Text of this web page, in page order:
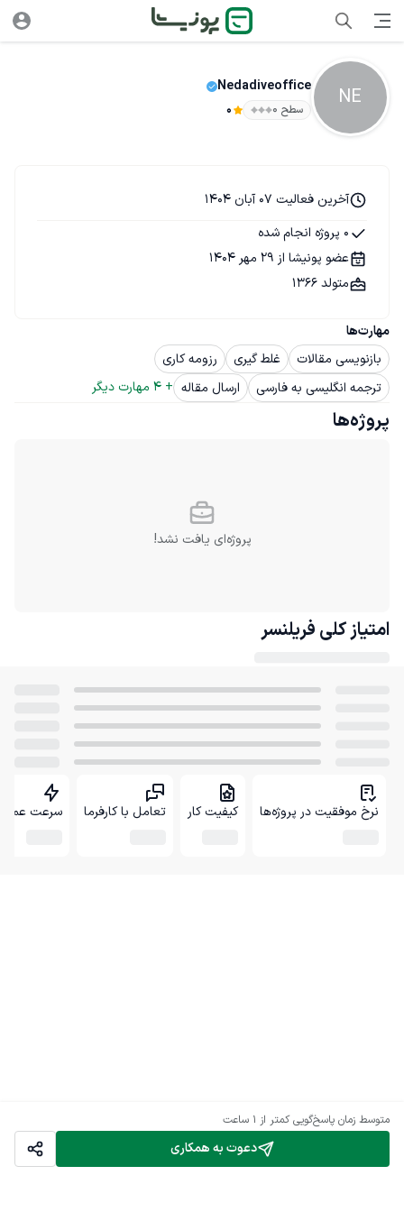
NE
Nedadiveoffice
سطح ۰ 0
دعوت به همکاری
متوسط زمان پاسخ‌گویی کمتر از 1 ساعت
مهارت‌ها
بازنویسی مقالات
غلط گیری
رزومه کاری
ترجمه انگلیسی به فارسی
ارسال مقاله +
4 مهارت دیگر
آخرین فعالیت 07 آبان 1404
0 پروژه انجام شده
عضو پونیشا از 29 مهر 1404
متولد 1366
پروژه‌ها
پروژه‌ای یافت نشد!
امتیاز کلی فریلنسر
نرخ موفقیت در پروژه‌ها کیفیت کار تعامل با کارفرما سرعت عمل